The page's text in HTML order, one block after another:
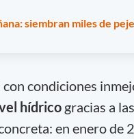
siembran miles de
condiciones
hídrico gracias a
en enero de